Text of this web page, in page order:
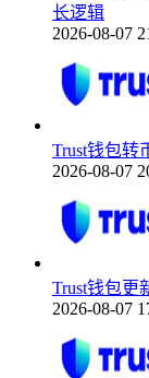
长逻辑
2026-08-07
Trust钱包转
2026-08-07
Trust钱包更
2026-08-07